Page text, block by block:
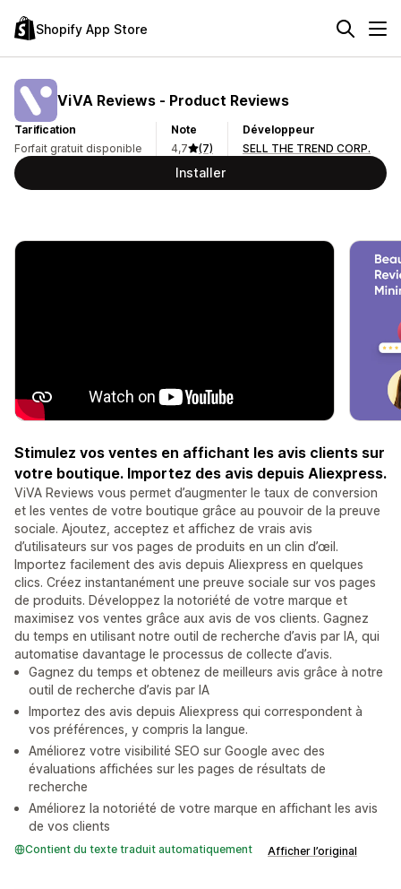
Shopify App Store
ViVA Reviews ‑ Product Reviews
Tarification
Forfait gratuit disponible
Note
4,7
(7)
Développeur
SELL THE TREND CORP.
Installer
Stimulez vos ventes en affichant les avis clients sur
votre boutique. Importez des avis depuis Aliexpress.
ViVA Reviews vous permet d’augmenter le taux de conversion
et les ventes de votre boutique grâce au pouvoir de la preuve
sociale. Ajoutez, acceptez et affichez de vrais avis
d’utilisateurs sur vos pages de produits en un clin d’œil.
Importez facilement des avis depuis Aliexpress en quelques
clics. Créez instantanément une preuve sociale sur vos pages
de produits. Développez la notoriété de votre marque et
maximisez vos ventes grâce aux avis de vos clients. Gagnez
du temps en utilisant notre outil de recherche d’avis par IA, qui
automatise davantage le processus de collecte d’avis.
Gagnez du temps et obtenez de meilleurs avis grâce à notre
outil de recherche d’avis par IA
Importez des avis depuis Aliexpress qui correspondent à
vos préférences, y compris la langue.
Améliorez votre visibilité SEO sur Google avec des
évaluations affichées sur les pages de résultats de
recherche
Améliorez la notoriété de votre marque en affichant les avis
de vos clients
Contient du texte traduit automatiquement Afficher l’original